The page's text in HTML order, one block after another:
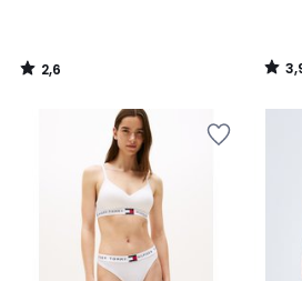
2,6
/
/